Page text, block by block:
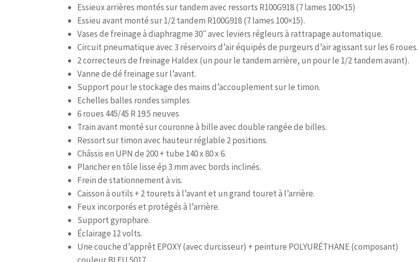
Essieux arrières montés sur tandem avec ressorts R100G918 (7 lames 100×15)
Essieu avant monté sur 1/2 tandem R100G918 (7 lames 100×15).
Vases de freinage à diaphragme 30″ avec leviers régleurs à rattrapage automatique.
Circuit pneumatique avec 3 réservoirs d’air équipés de purgeurs d’air agissant sur les 6 roues.
2 correcteurs de freinage Haldex (un pour le tandem arrière, un pour le 1/2 tandem avant).
Vanne de dé freinage sur l’avant.
Support pour le stockage des mains d’accouplement sur le timon.
Echelles balles rondes simples
6 roues 445/45 R 19.5 neuves
Train avant monté sur couronne à bille avec double rangée de billes.
Ressort sur timon avec hauteur réglable 2 positions.
Châssis en UPN de 200 + tube 140 x 80 x 6.
Plancher en tôle lisse ép 3 mm avec bords inclinés.
Frein de stationnement à vis.
Caisson à outils + 2 tourets à l’avant et un grand touret à l’arrière.
Feux incorporés et protégés à l’arrière.
Support gyrophare.
Éclairage 12 volts.
Une couche d’apprêt EPOXY (avec durcisseur) + peinture POLYURÉTHANE (composant)